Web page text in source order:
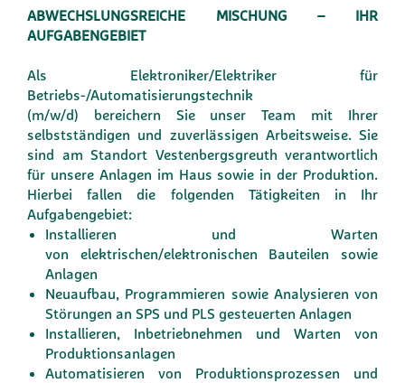
ABWECHSLUNGSREICHE MISCHUNG – IHR
AUFGABENGEBIET
Als Elektroniker/Elektriker für
Betriebs-/Automatisierungstechnik
(m/w/d) bereichern Sie unser Team mit Ihrer
selbstständigen und zuverlässigen Arbeitsweise. Sie
sind am Standort Vestenbergsgreuth verantwortlich
für unsere Anlagen im Haus sowie in der Produktion.
Hierbei fallen die folgenden Tätigkeiten in Ihr
Aufgabengebiet:
Installieren und Warten
von elektrischen/elektronischen Bauteilen sowie
Anlagen
Neuaufbau, Programmieren sowie Analysieren von
Störungen an SPS und PLS gesteuerten Anlagen
Installieren, Inbetriebnehmen und Warten von
Produktionsanlagen
Automatisieren von Produktionsprozessen und